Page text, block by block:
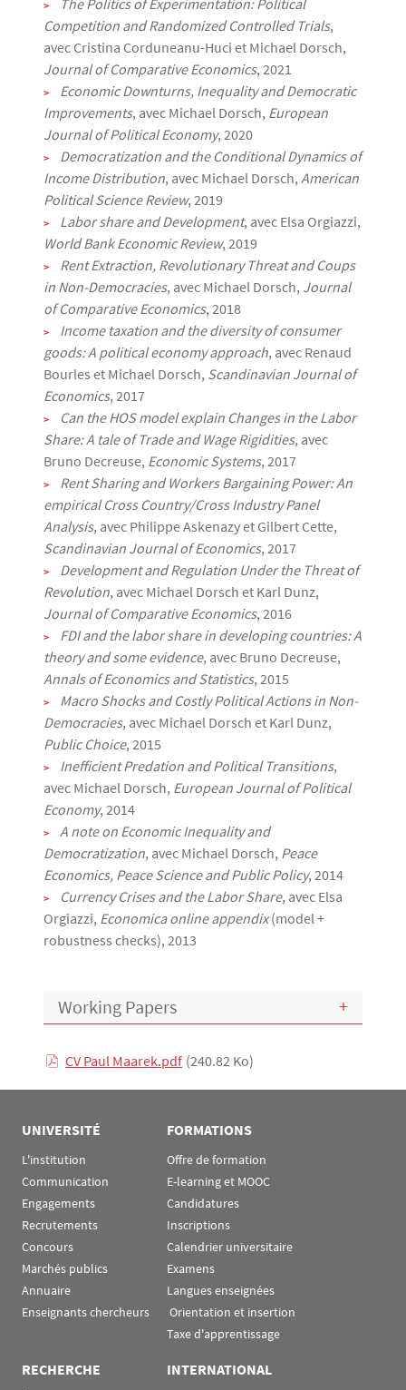
The Politics of Experimentation: Political
Competition and Randomized Controlled Trials,
avec Cristina Corduneanu-Huci et Michael Dorsch,
Journal of Comparative Economics, 2021
Economic Downturns, Inequality and Democratic
Improvements, avec Michael Dorsch, European
Journal of Political Economy, 2020
Democratization and the Conditional Dynamics of
Income Distribution, avec Michael Dorsch, American
Political Science Review, 2019
Labor share and Development, avec Elsa Orgiazzi,
World Bank Economic Review, 2019
Rent Extraction, Revolutionary Threat and Coups
in Non-Democracies, avec Michael Dorsch, Journal
of Comparative Economics, 2018
Income taxation and the diversity of consumer
goods: A political economy approach, avec Renaud
Bourles et Michael Dorsch, Scandinavian Journal of
Economics, 2017
Can the HOS model explain Changes in the Labor
Share: A tale of Trade and Wage Rigidities, avec
Bruno Decreuse, Economic Systems, 2017
Rent Sharing and Workers Bargaining Power: An
empirical Cross Country/Cross Industry Panel
Analysis, avec Philippe Askenazy et Gilbert Cette,
Scandinavian Journal of Economics, 2017
Development and Regulation Under the Threat of
Revolution, avec Michael Dorsch et Karl Dunz,
Journal of Comparative Economics, 2016
FDI and the labor share in developing countries: A
theory and some evidence, avec Bruno Decreuse,
Annals of Economics and Statistics, 2015
Macro Shocks and Costly Political Actions in Non-
Democracies, avec Michael Dorsch et Karl Dunz,
Public Choice, 2015
Inefficient Predation and Political Transitions,
avec Michael Dorsch, European Journal of Political
Economy, 2014
A note on Economic Inequality and
Democratization, avec Michael Dorsch, Peace
Economics, Peace Science and Public Policy, 2014
Currency Crises and the Labor Share, avec Elsa
Orgiazzi, Economica online appendix(model +
robustness checks), 2013
Working Papers
TexteCV Paul Maarek.pdf (240.82 Ko)
UNIVERSITÉ
L'institution
Communication
Engagements
Recrutements
Concours
Marchés publics
Annuaire
Enseignants chercheurs
FORMATIONS
Offre de formation
E-learning et MOOC
Candidatures
Inscriptions
Calendrier universitaire
Examens
Langues enseignées
Orientation et insertion
Taxe d'apprentissage
RECHERCHE INTERNATIONAL